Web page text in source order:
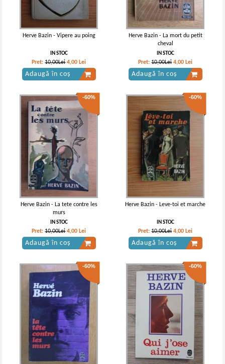
Herve Bazin - Vipere au poing
IN STOC
Pret:10,00Lei 4,00 Lei
Adaugă în coș
Herve Bazin - La mort du petit
cheval
IN STOC
Pret:10,00Lei 4,00 Lei
Adaugă în coș
-60%
Herve Bazin - La tete contre les
murs
IN STOC
Pret:10,00Lei 4,00 Lei
Adaugă în coș
-60%
Herve Bazin - Leve-toi et marche
IN STOC
Pret:10,00Lei 4,00 Lei
Adaugă în coș
-60% -60%